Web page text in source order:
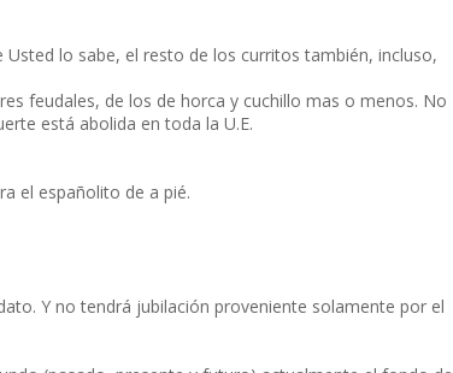
lo sabe, el resto de los curritos también, incluso,
feudales, de los de horca y cuchillo mas o menos. No
está abolida en toda la U.E.
el españolito de a pié.
Y no tendrá jubilación proveniente solamente por el